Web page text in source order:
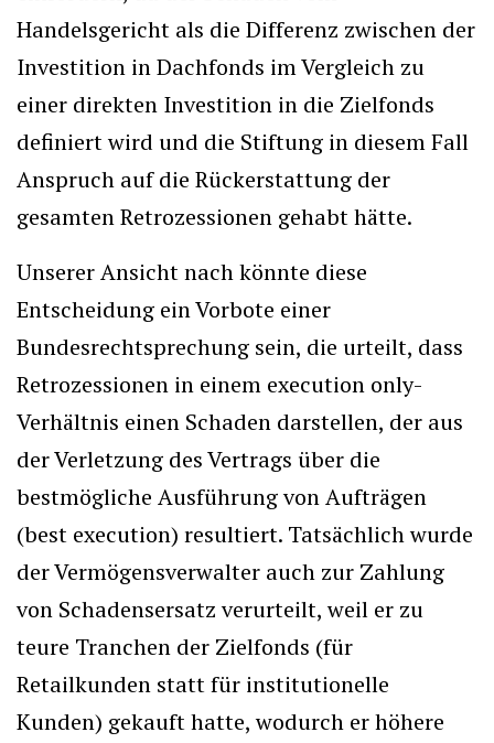
Handelsgericht als die Differenz zwischen der
Investition in Dachfonds im Vergleich zu
einer direkten Investition in die Zielfonds
definiert wird und die Stiftung in diesem Fall
Anspruch auf die Rückerstattung der
gesamten Retrozessionen gehabt hätte.
Unserer Ansicht nach könnte diese
Entscheidung ein Vorbote einer
Bundesrechtsprechung sein, die urteilt, dass
Retrozessionen in einem execution only-
Verhältnis einen Schaden darstellen, der aus
der Verletzung des Vertrags über die
bestmögliche Ausführung von Aufträgen
(best execution) resultiert. Tatsächlich wurde
der Vermögensverwalter auch zur Zahlung
von Schadensersatz verurteilt, weil er zu
teure Tranchen der Zielfonds (für
Retailkunden statt für institutionelle
Kunden) gekauft hatte, wodurch er höhere